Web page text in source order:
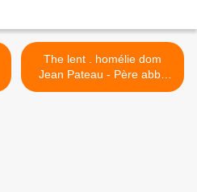
The lent . homélie dom
Jean Pateau - Père abbé
de Fontgombault >